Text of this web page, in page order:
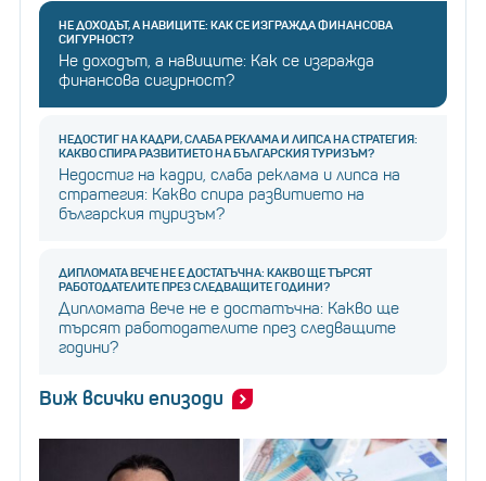
НЕ ДОХОДЪТ, А НАВИЦИТЕ: КАК СЕ ИЗГРАЖДА ФИНАНСОВА
СИГУРНОСТ?
Не доходът, а навиците: Как се изгражда
финансова сигурност?
НЕДОСТИГ НА КАДРИ, СЛАБА РЕКЛАМА И ЛИПСА НА СТРАТЕГИЯ:
КАКВО СПИРА РАЗВИТИЕТО НА БЪЛГАРСКИЯ ТУРИЗЪМ?
Недостиг на кадри, слаба реклама и липса на
стратегия: Какво спира развитието на
българския туризъм?
ДИПЛОМАТА ВЕЧЕ НЕ Е ДОСТАТЪЧНА: КАКВО ЩЕ ТЪРСЯТ
РАБОТОДАТЕЛИТЕ ПРЕЗ СЛЕДВАЩИТЕ ГОДИНИ?
Дипломата вече не е достатъчна: Какво ще
търсят работодателите през следващите
години?
Виж всички епизоди